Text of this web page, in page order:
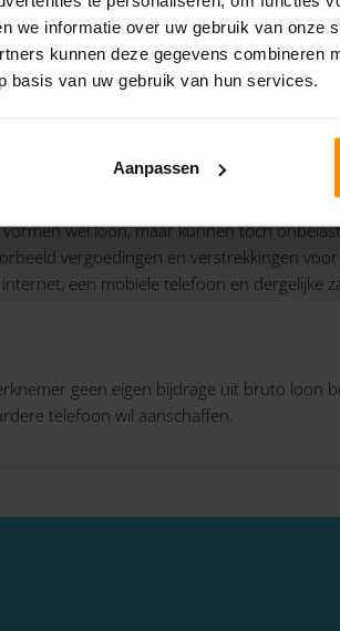
we informatie over uw gebruik van onze
kunnen deze gegevens combineren
basis van uw gebruik van hun services.
Aanpassen
vrijstellingen
wel loon, maar kunnen toch
vergoedingen en verstrekkingen
een mobiele telefoon en dergelijke
geen eigen bijdrage uit bruto loon
telefoon wil aanschaffen.